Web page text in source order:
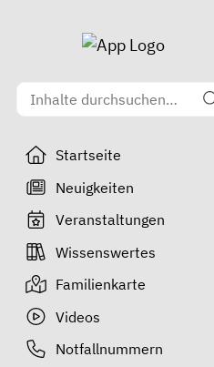
Startseite
Neuigkeiten
Veranstaltungen
Wissenswertes
Familienkarte
Videos
Notfallnummern